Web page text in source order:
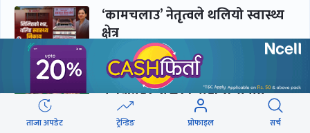
‘कामचलाउ’ नेतृत्वले थलियो स्वास्थ्य
क्षेत्र
पूर्णबहादुर-शेखर : पार्टी सभापति
ताक्थे, विभाजनको संघारमा
शशांकलाई अघि सारे
ताजा अपडेट ट्रेन्डिङ प्रोफाइल सर्च